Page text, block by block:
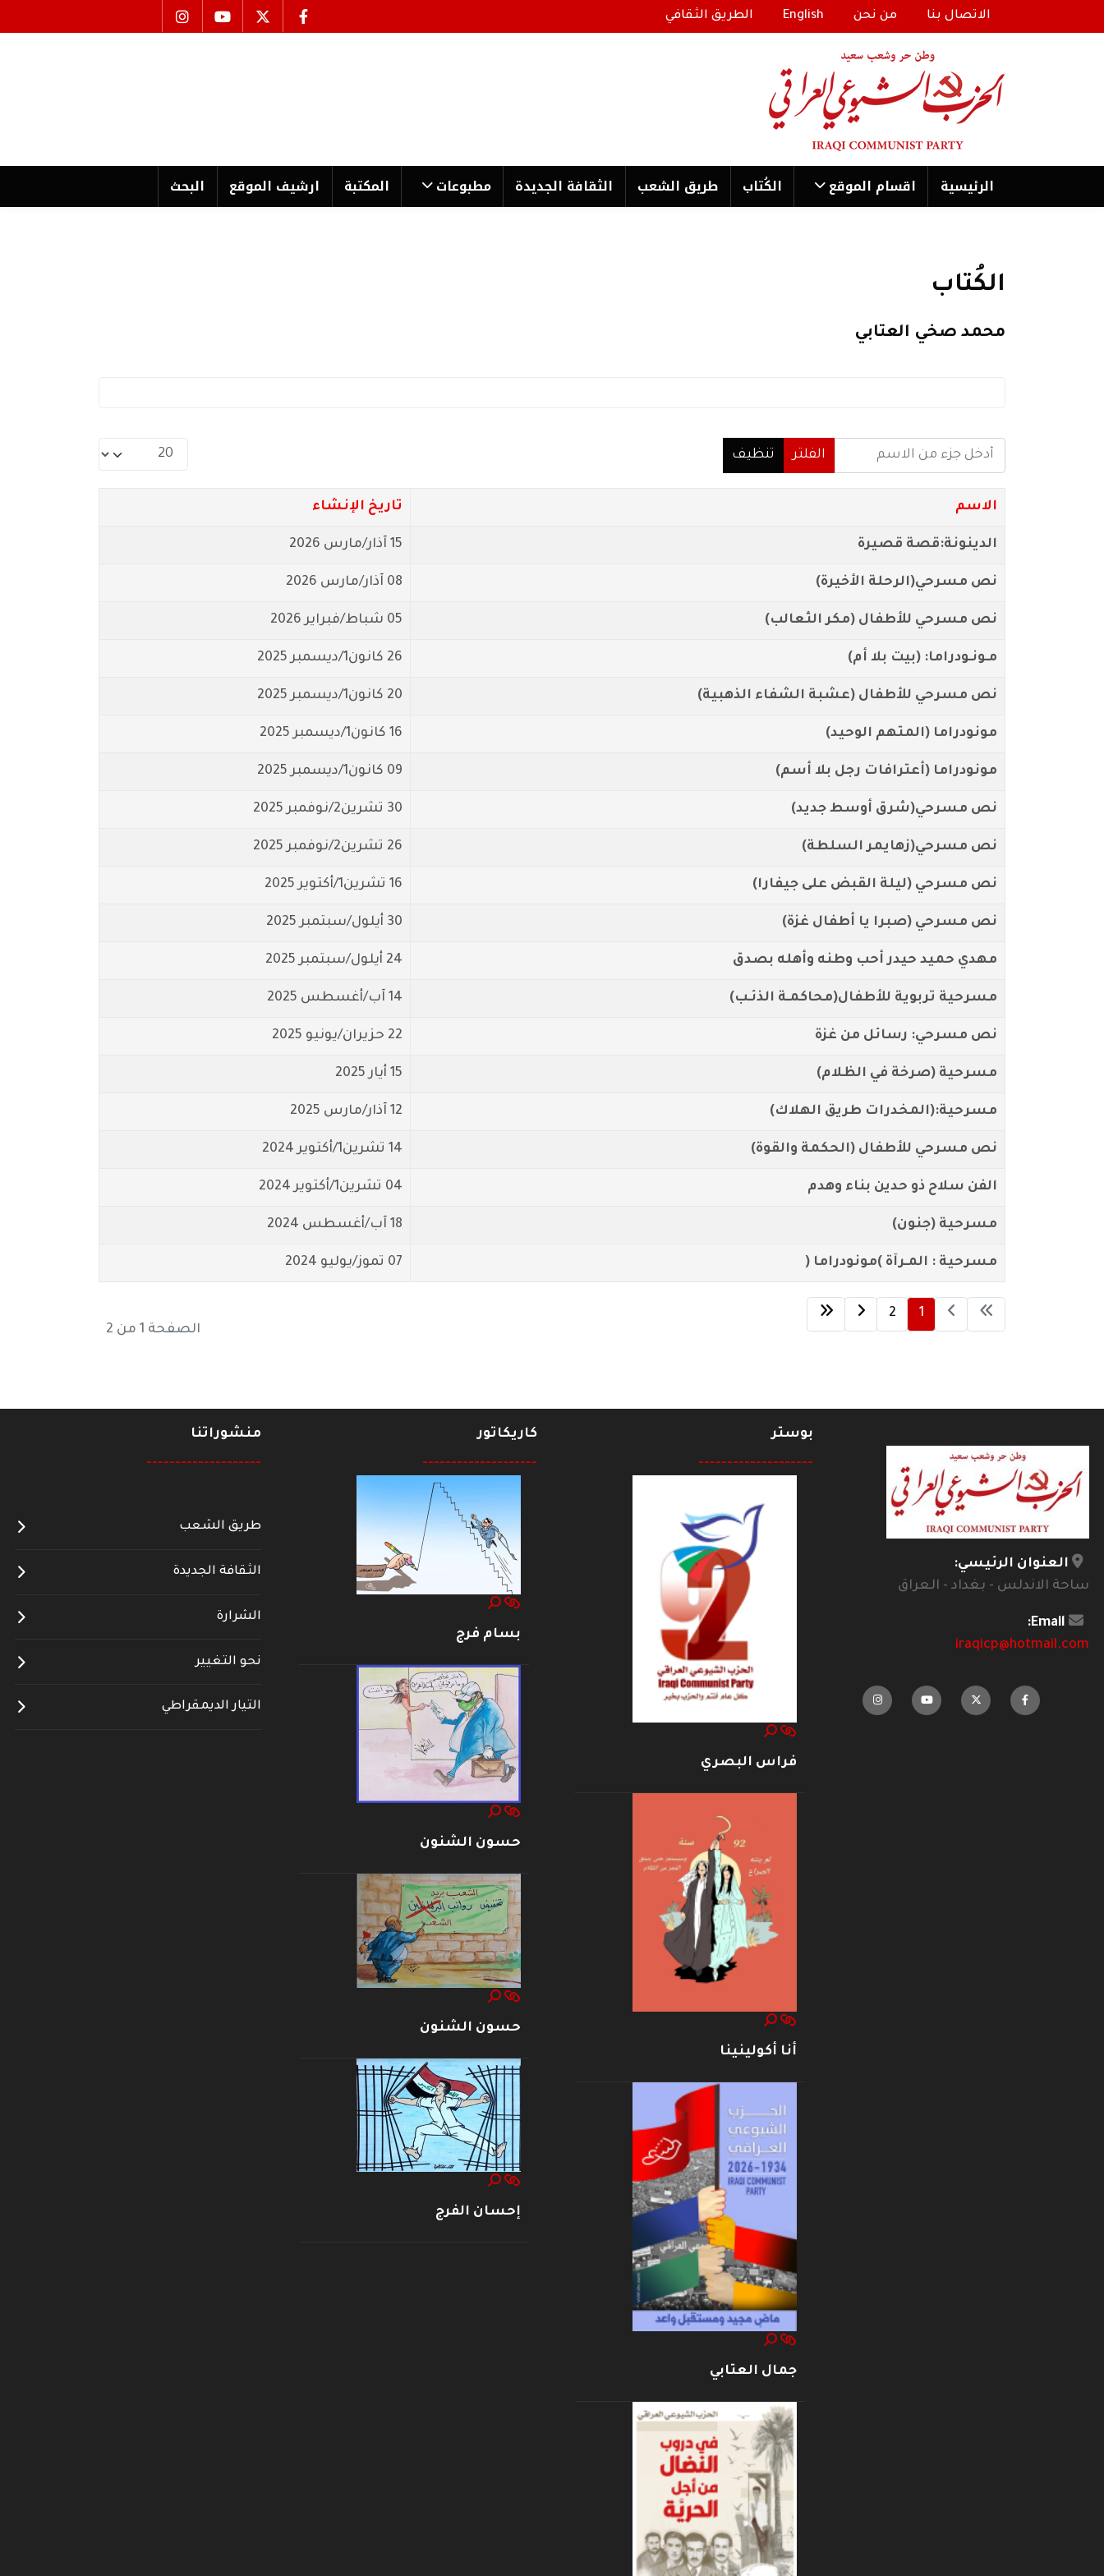
الاتصال بنا من نحن English الطريق الثقافي
الرئیسية اقسام الموقع الكُتاب طریق الشعب الثقافة الجدیدة مطبوعات المكتبة ارشیف الموقع البحث
الكُتاب
محمد صخي العتابي
أدخل جزء من الاسم
الفلتر تنظيف
عدد الإظهارات:
الاسم تاريخ الإنشاء
الدينونة:قصة قصيرة 15 آذار/مارس 2026
نص مسرحي(الرحلة الأخيرة) 08 آذار/مارس 2026
نص مسرحي للأطفال (مكر الثعالب) 05 شباط/فبراير 2026
مـونـودراما: (بيت بلا أم) 26 كانون1/ديسمبر 2025
نص مسرحي للأطفال (عشبة الشفاء الذهبية) 20 كانون1/ديسمبر 2025
مونودراما (المتهم الوحيد) 16 كانون1/ديسمبر 2025
مونودراما (أعترافات رجل بلا أسم) 09 كانون1/ديسمبر 2025
نص مسرحي(شرق أوسط جديد) 30 تشرين2/نوفمبر 2025
نص مسرحي(زهايمر السلطة) 26 تشرين2/نوفمبر 2025
نص مسرحي (ليلة القبض على جيفارا) 16 تشرين1/أكتوير 2025
نص مسرحي (صبرا يا أطفال غزة) 30 أيلول/سبتمبر 2025
مهدي حميد حيدر أحب وطنه وأهله بصدق 24 أيلول/سبتمبر 2025
مسرحية تربوية للأطفال(محاكمـة الذئـب) 14 آب/أغسطس 2025
نص مسرحي: رسائل من غزة 22 حزيران/يونيو 2025
مسرحية (صرخة في الظلام) 15 أيار 2025
مسرحية:(المخدرات طريق الهلاك) 12 آذار/مارس 2025
نص مسرحي للأطفال (الحكمة والقوة) 14 تشرين1/أكتوير 2024
الفن سلاح ذو حدين بناء وهدم 04 تشرين1/أكتوير 2024
مسرحية (جنون) 18 آب/أغسطس 2024
مسرحية : المـرآة )مونودراما ( 07 تموز/يوليو 2024
الصفحة 1 من 2
1
2
العنوان الرئيسي:
ساحة الاندلس - بغداد - العراق
Email:
iraqicp@hotmail.com
بوستر
--------------------
فراس البصري
أنا أكولينينا
جمال العتابي
كاريكاتور
--------------------
بسام فرج
حسون الشنون
حسون الشنون
إحسان الفرج
منشوراتنا
--------------------
طريق الشعب
الثقافة الجديدة
الشرارة
نحو التغيير
التيار الديمقراطي